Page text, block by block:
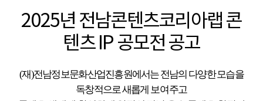
2025년 전남콘텐츠코리아랩 콘
텐츠 IP 공모전 공고
(재)전남정보문화산업진흥원에서는 전남의 다양한 모습을
독창적으로 새롭게 보여주고